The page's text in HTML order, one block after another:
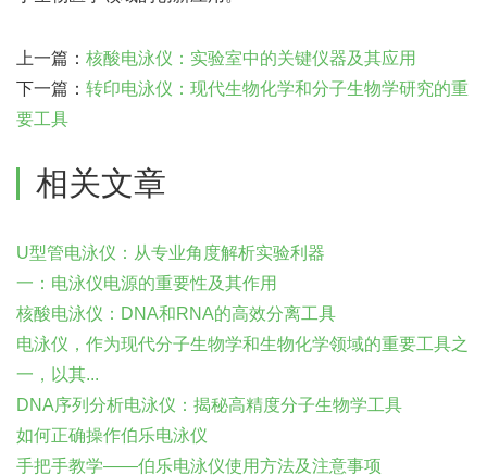
上一篇： 核酸电泳仪：实验室中的关键仪器及其应用
下一篇： 转印电泳仪：现代生物化学和分子生物学研究的重
要工具
相关文章
U型管电泳仪：从专业角度解析实验利器
一：电泳仪电源的重要性及其作用
核酸电泳仪：DNA和RNA的高效分离工具
电泳仪，作为现代分子生物学和生物化学领域的重要工具之
一，以其...
DNA序列分析电泳仪：揭秘高精度分子生物学工具
如何正确操作伯乐电泳仪
手把手教学——伯乐电泳仪使用方法及注意事项